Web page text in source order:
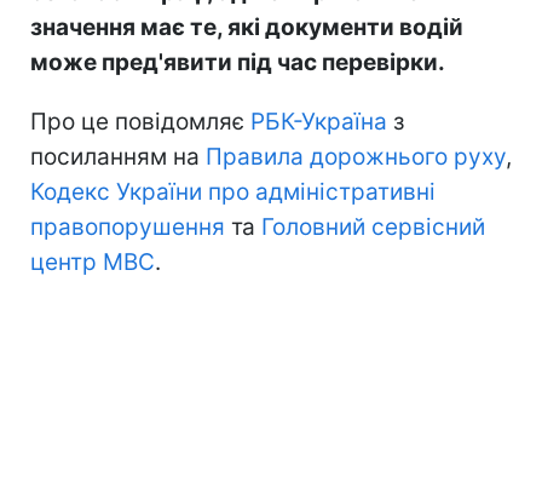
значення має те, які документи водій
може пред'явити під час перевірки.
Про це повідомляє РБК-Україна з
посиланням на Правила дорожнього руху,
Кодекс України про адміністративні
правопорушення та Головний сервісний
центр МВС.